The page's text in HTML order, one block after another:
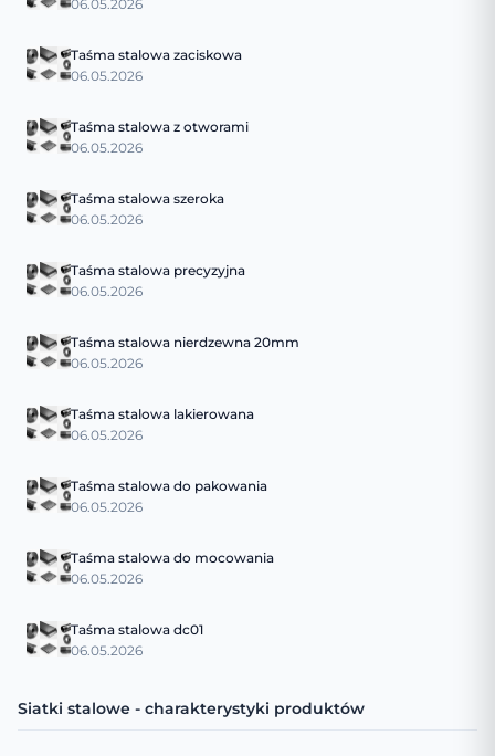
06.05.2026
Taśma stalowa zaciskowa
06.05.2026
Taśma stalowa z otworami
06.05.2026
Taśma stalowa szeroka
06.05.2026
Taśma stalowa precyzyjna
06.05.2026
Taśma stalowa nierdzewna 20mm
06.05.2026
Taśma stalowa lakierowana
06.05.2026
Taśma stalowa do pakowania
06.05.2026
Taśma stalowa do mocowania
06.05.2026
Taśma stalowa dc01
06.05.2026
Siatki stalowe - charakterystyki produktów